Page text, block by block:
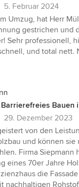
5. Februar 2024
Umzug, hat Herr
gestrichen und
Sehr professionell,
und total nett.
Bauen
29. Dezember 2023
von den
und können sie
Firma Siepmann
eines 70er Jahre
die
nachhaltigen